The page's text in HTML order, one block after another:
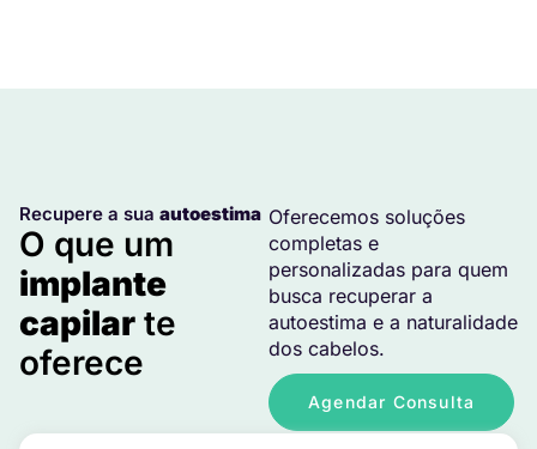
Recupere a sua autoestima
O que um
implante
capilar te
oferece
Oferecemos soluções
completas e
personalizadas para quem
busca recuperar a
autoestima e a naturalidade
dos cabelos.
Agendar Consulta